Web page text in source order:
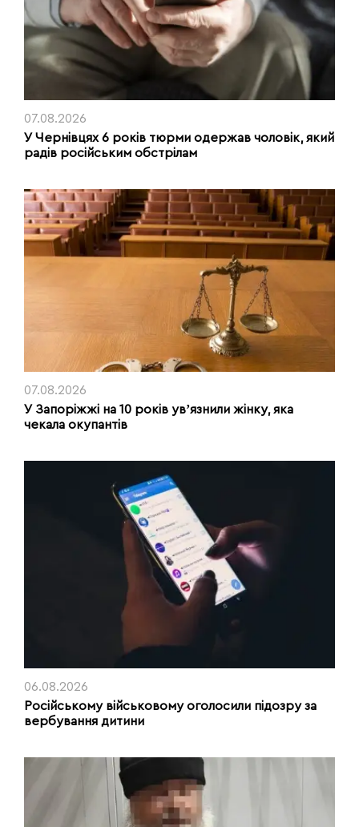
07.08.2026
У Чернівцях 6 років тюрми одержав чоловік, який
радів російським обстрілам
07.08.2026
У Запоріжжі на 10 років увʼязнили жінку, яка
чекала окупантів
06.08.2026
Російському військовому оголосили підозру за
вербування дитини